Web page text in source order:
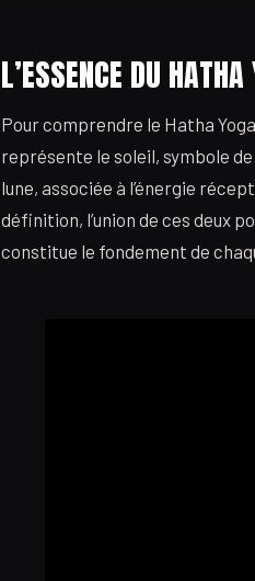
L’ESSENCE DU
Pour comprendre le Hatha
représente le soleil, symbole
lune, associée à l’énergie
définition, l’union de ces deux
constitue le fondement de